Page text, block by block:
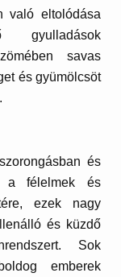
való eltolódása
gyulladások
savas
és gyümölcsöt
és
a félelmek és
ezek nagy
és küzdő
Sok
emberek